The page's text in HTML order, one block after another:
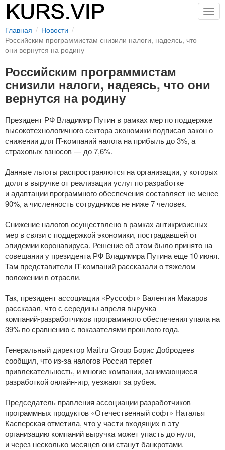
Главная
Новости
Российским программистам снизили налоги, надеясь, что
они вернутся на родину
Российским программистам
снизили налоги, надеясь, что они
вернутся на родину
Президент РФ Владимир Путин в рамках мер по поддержке
высокотехнологичного сектора экономики подписал закон о
снижении для IT-компаний налога на прибыль до 3%, а
страховых взносов — до 7,6%.
Данные льготы распространяются на организации, у которых
доля в выручке от реализации услуг по разработке
и адаптации программного обеспечения составляет не менее
90%, а численность сотрудников не ниже 7 человек.
Снижение налогов осуществлено в рамках антикризисных
мер в связи с поддержкой экономики, пострадавшей от
эпидемии коронавируса. Решение об этом было принято на
совещании у президента РФ Владимира Путина еще 10 июня.
Там представители IT-компаний рассказали о тяжелом
положении в отрасли.
Так, президент ассоциации «Руссофт» Валентин Макаров
рассказал, что с середины апреля выручка
компаний-разработчиков программного обеспечения упала на
39% по сравнению с показателями прошлого года.
Генеральный директор Mail.ru Group Борис Добродеев
сообщил, что из-за налогов Россия теряет
привлекательность, и многие компании, занимающиеся
разработкойонлайн-игр, уезжают за рубеж.
Председатель правления ассоциации разработчиков
программных продуктов «Отечественный софт» Наталья
Касперская отметила, что у части входящих в эту
организацию компаний выручка может упасть до нуля,
и через несколько месяцев они станут банкротами.